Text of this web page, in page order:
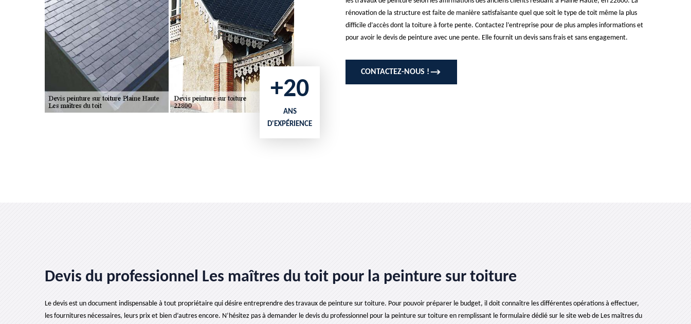
+20
ANS
D'EXPÉRIENCE
rénovation de la structure est faite de manière satisfaisante quel que soit le type de toit même la plus
difficile d’accès dont la toiture à forte pente. Contactez l’entreprise pour de plus amples informations et
pour avoir le devis de peinture avec une pente. Elle fournit un devis sans frais et sans engagement.
CONTACTEZ-NOUS !
Devis du professionnel Les maîtres du toit pour la peinture sur toiture
Le devis est un document indispensable à tout propriétaire qui désire entreprendre des travaux de peinture sur toiture. Pour pouvoir préparer le budget, il doit connaître les différentes opérations à effectuer,
les fournitures nécessaires, leurs prix et bien d’autres encore. N’hésitez pas à demander le devis du professionnel pour la peinture sur toiture en remplissant le formulaire dédié sur le site web de Les maîtres du